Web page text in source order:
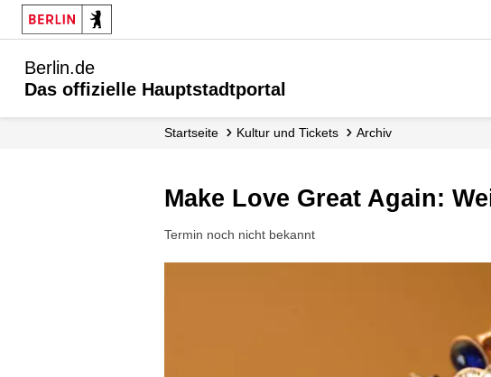
Berlin.de
Das offizielle Hauptstadtportal
Startseite Kultur und Tickets Archiv
Make Love Great Again:
Termin noch nicht bekannt